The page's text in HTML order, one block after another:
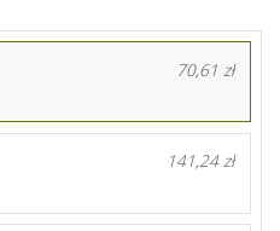
70,61 zł
141,24 zł